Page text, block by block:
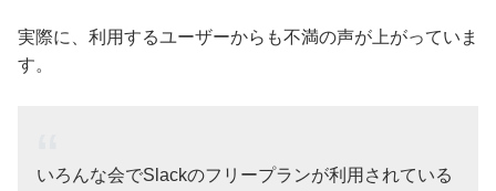
実際に、利用するユーザーからも不満の声が上がっていま
す。
いろんな会でSlackのフリープランが利用されている